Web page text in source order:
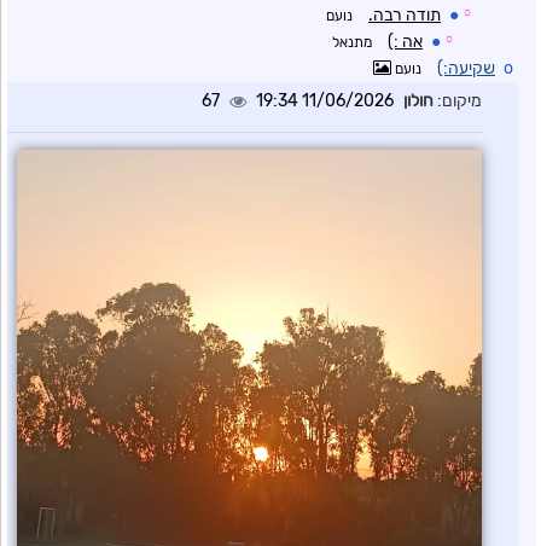
☼
● תודה רבה. נועם
☼
● אה :) מתנאל
o שקיעה:) נועם
מיקום: חולון 11/06/2026 19:34
67